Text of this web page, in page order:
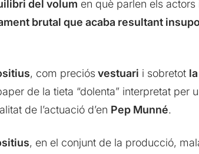
del volum en què parlen els actors
brutal que acaba resultant
, com preciósvestuari i sobretot
de la tieta “dolenta” interpretat per
de l’actuació d’en Pep Munné.
, en el conjunt de la producció,